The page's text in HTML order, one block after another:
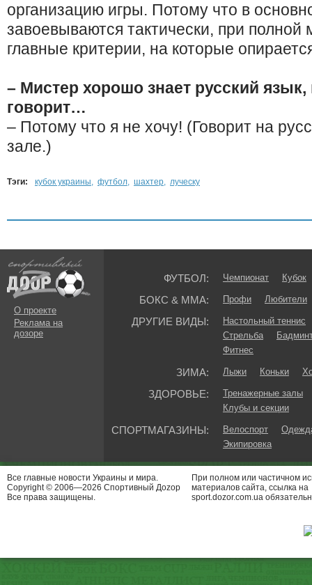
организацию игры. Потому что в
завоевываются тактически, при
главные критерии, на которые
– Мистер хорошо знает русский
говорит…
– Потому что я не хочу! (Говорит на
зале.)
Тэги: кубок украины, футбол, шахтер, луческу
О проекте
Реклама на
дозоре
ФУТБОЛ: Чемпионат Кубок
БОКС & ММА: Профи Любители
ДРУГИЕ ВИДЫ:
Настольный теннис
Стрельба
Фитнес
ЗИМА: Лыжи Коньки
ЗДОРОВЬЕ:
Тренажерные залы
Клубы и секции
СПОРТМАГАЗИНЫ: Велоспорт
Экипировка
Все главные новости Украины и мира.
Copyright © 2006—2026 Спортивный Доzор
Все права защищены.
При полном или частичном
материалов сайта, ссылка на
sport.dozor.com.ua